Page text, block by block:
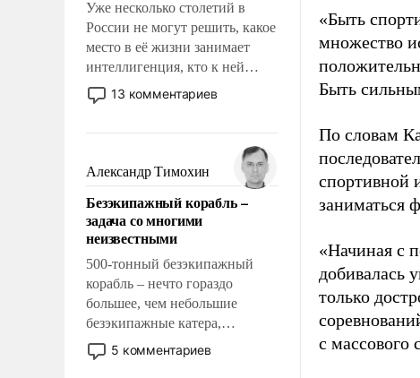
Уже несколько столетий в
России не могут решить, какое
место в её жизни занимает
интеллигенция, кто к ней
принадлежит, а кого из неё
исключили с правом
чем она отличается от просто
образованных людей. Иногда
казалось, что эти вопросы
решены раз и навсегда, но –
нет, не решены.
13 комментариев
Александр Тимохин
Безэкипажный корабль –
задача со многими
неизвестными
500-тонный безэкипажный
корабль – нечто гораздо
большее, чем небольшие
безэкипажные катера,
применение которых уже
стало обыденностью. Задача по
5 комментариев
«Быть
множество
Быть
По словам
спортивной
заниматься
«Начиная с
добивалась
только
с массового